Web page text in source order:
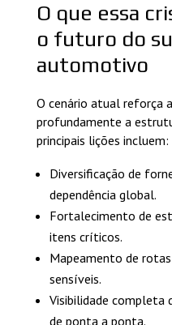
O que essa
o futuro do
automotivo
O cenário atual reforça
profundamente a
principais lições incluem:
Diversificação de
dependência global.
Fortalecimento de
itens críticos.
Mapeamento de
sensíveis.
Visibilidade completa
de ponta a ponta.